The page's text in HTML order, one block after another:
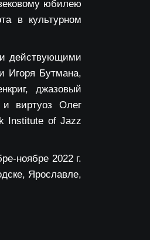
юбилею
в культурном
действующими
Игоря Бутмана,
джазовый
и виртуоз Олег
Institute of Jazz
ноябре 2022 г.
Ярославле,